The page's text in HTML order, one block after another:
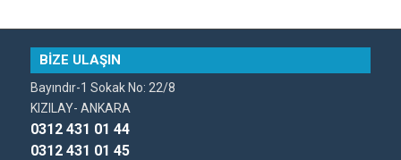
BİZE ULAŞIN
Bayındır-1 Sokak No: 22/8
KIZILAY- ANKARA
0312 431 01 44
0312 431 01 45